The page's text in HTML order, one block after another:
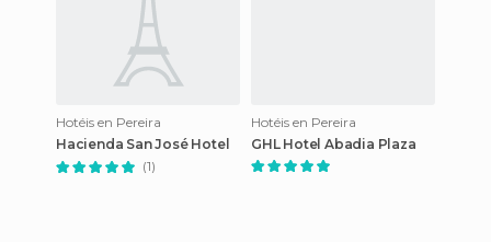
Hotéis en Pereira
Hacienda San José Hotel
(1)
Hotéis en Pereira
GHL Hotel Abadia Plaza